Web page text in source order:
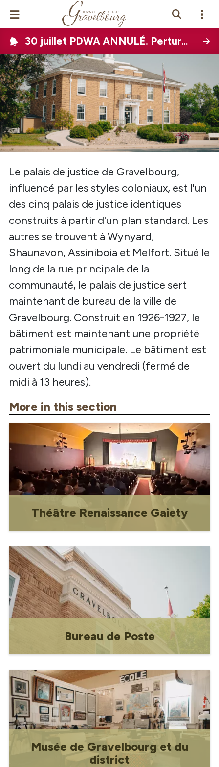
30 juillet PDWA ANNULÉ. Perturbation de l'eau à l'échelle de la ville prévue le 12 août 2026
Events Calendar
News
Photo Gallery
Contact Us
View Site In glish
Le palais de justice de Gravelbourg,
influencé par les styles coloniaux, est l'un
des cinq palais de justice identiques
construits à partir d'un plan standard. Les
autres se trouvent à Wynyard,
Shaunavon, Assiniboia et Melfort. Situé le
long de la rue principale de la
communauté, le palais de justice sert
maintenant de bureau de la ville de
Gravelbourg. Construit en 1926-1927, le
bâtiment est maintenant une propriété
patrimoniale municipale. Le bâtiment est
ouvert du lundi au vendredi (fermé de
midi à 13 heures).
More in this section
Théâtre Renaissance Gaiety
rénové et restauré en 1999, le Théâtre
de la Renaissance Gaiety est un lieu de
spectacle et un espace communautaire.
Bureau de Poste
la Poste est maintenant un bien
patrimonial municipal. Le deuxième étage
du bâtiment a été utilisé à diverses fins
au cours des soixante dernières années.
En 1938, la "Gendarmerie" (également
connue sous
Musée de Gravelbourg et du
district